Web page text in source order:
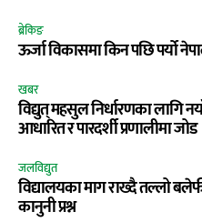
ब्रेकिङ
ऊर्जा विकासमा किन पछि पर्यो
खबर
विद्युत् महसुल निर्धारणका लागि
आधारित र पारदर्शी प्रणालीमा जोड
जलविद्युत
विद्यालयका माग राख्दै तल्लो
कानुनी प्रश्न